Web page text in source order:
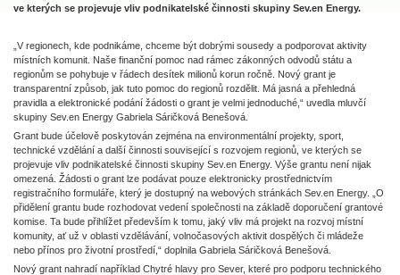
ve kterých se projevuje vliv podnikatelské činnosti skupiny Sev.en Energy.
„V regionech, kde podnikáme, chceme být dobrými sousedy a podporovat aktivity
místních komunit. Naše finanční pomoc nad rámec zákonných odvodů státu a
regionům se pohybuje v řádech desítek milionů korun ročně. Nový grant je
transparentní způsob, jak tuto pomoc do regionů rozdělit. Má jasná a přehledná
pravidla a elektronické podání žádosti o grant je velmi jednoduché,“ uvedla mluvčí
skupiny Sev.en Energy Gabriela Sáričková Benešová.
Grant bude účelově poskytován zejména na environmentální projekty, sport,
technické vzdělání a další činnosti související s rozvojem regionů, ve kterých se
projevuje vliv podnikatelské činnosti skupiny Sev.en Energy. Výše grantu není nijak
omezená. Žádosti o grant lze podávat pouze elektronicky prostřednictvím
registračního formuláře, který je dostupný na webových stránkách Sev.en Energy. „O
přidělení grantu bude rozhodovat vedení společnosti na základě doporučení grantové
komise. Ta bude přihlížet především k tomu, jaký vliv má projekt na rozvoj místní
komunity, ať už v oblasti vzdělávání, volnočasových aktivit dospělých či mládeže
nebo přínos pro životní prostředí,“ doplnila Gabriela Sáričková Benešová.
Nový grant nahradí například Chytré hlavy pro Sever, které pro podporu technického